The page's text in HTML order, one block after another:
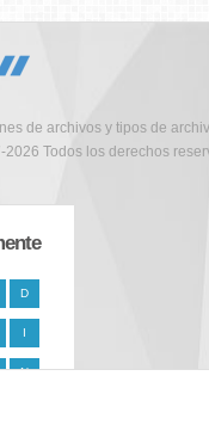
de archivos y tipos de
Todos los derechos
D
I
N